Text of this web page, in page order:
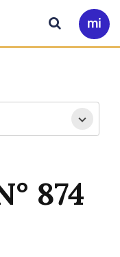
Ir
a
Buscar
874